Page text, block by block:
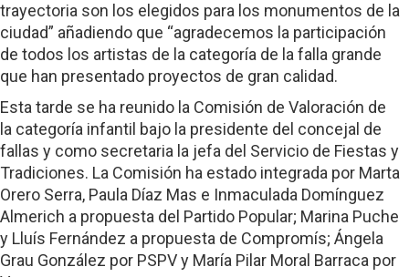
trayectoria son los elegidos para los monumentos de la
ciudad” añadiendo que “agradecemos la participación
de todos los artistas de la categoría de la falla grande
que han presentado proyectos de gran calidad.
Esta tarde se ha reunido la Comisión de Valoración de
la categoría infantil bajo la presidente del concejal de
fallas y como secretaria la jefa del Servicio de Fiestas y
Tradiciones. La Comisión ha estado integrada por Marta
Orero Serra, Paula Díaz Mas e Inmaculada Domínguez
Almerich a propuesta del Partido Popular; Marina Puche
y Lluís Fernández a propuesta de Compromís; Ángela
Grau González por PSPV y María Pilar Moral Barraca por